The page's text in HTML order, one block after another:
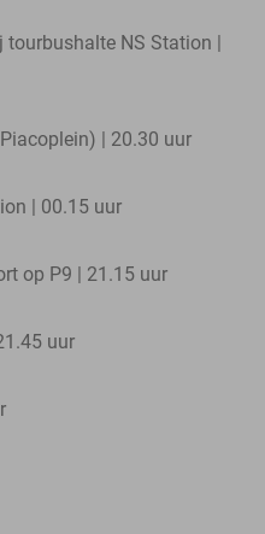
tourbushalte NS Station |
| 20.30 uur
| 00.15 uur
op P9 | 21.15 uur
uur